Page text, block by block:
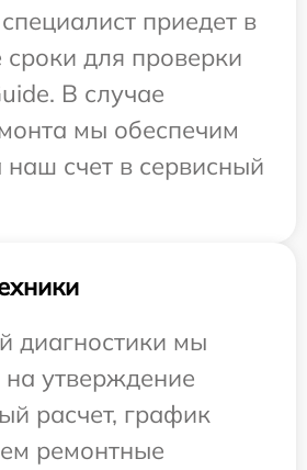
приедет в
для проверки
В случае
мы обеспечим
наш счет в сервисный
диагностики мы
утверждение
расчет, график
ремонтные